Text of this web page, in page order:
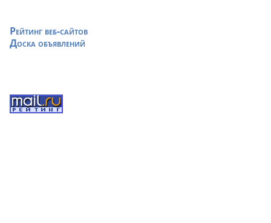
Рейтинг веб-сайтов
Доска объявлений